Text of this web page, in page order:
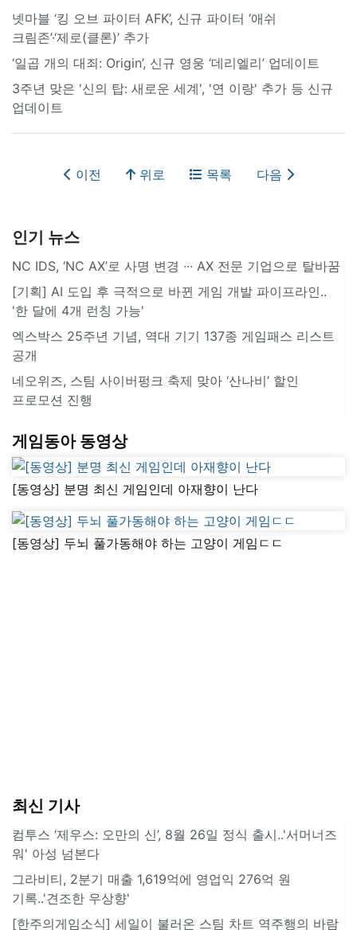
넷마블 ‘킹 오브 파이터 AFK’, 신규 파이터 ‘애쉬
크림존’·‘제로(클론)’ 추가
‘일곱 개의 대죄: Origin’, 신규 영웅 ‘데리엘리’ 업데이트
3주년 맞은 '신의 탑: 새로운 세계', '연 이랑' 추가 등 신규
업데이트
이전 위로 목록 다음
인기 뉴스
NC IDS, ‘NC AX’로 사명 변경 ∙∙∙ AX 전문 기업으로 탈바꿈
[기획] AI 도입 후 극적으로 바뀐 게임 개발 파이프라인..
'한 달에 4개 런칭 가능'
엑스박스 25주년 기념, 역대 기기 137종 게임패스 리스트
공개
네오위즈, 스팀 사이버펑크 축제 맞아 ‘산나비’ 할인
프로모션 진행
게임동아 동영상
[동영상] 분명 최신 게임인데 아재향이 난다
[동영상] 두뇌 풀가동해야 하는 고양이 게임ㄷㄷ
최신 기사
컴투스 ‘제우스: 오만의 신’, 8월 26일 정식 출시..'서머너즈
워' 아성 넘본다
그라비티, 2분기 매출 1,619억에 영업익 276억 원
기록..'견조한 우상향'
[한주의게임소식] 세일이 불러온 스팀 차트 역주행의 바람